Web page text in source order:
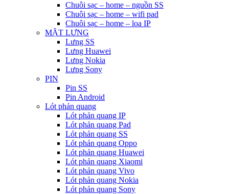
Chuôi sạc – home – nguồn SS
Chuôi sạc – home – wifi pad
Chuôi sạc – home – loa IP
MẶT LƯNG
Lưng SS
Lưng Huawei
Lưng Nokia
Lưng Sony
PIN
Pin SS
Pin Android
Lót phản quang
Lót phản quang IP
Lót phản quang Pad
Lót phản quang SS
Lót phản quang Oppo
Lót phản quang Huawei
Lót phản quang Xiaomi
Lót phản quang Vivo
Lót phản quang Nokia
Lót phản quang Sony